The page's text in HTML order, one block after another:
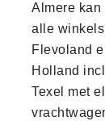
Almere
alle
Flevoland
Holland
Texel met